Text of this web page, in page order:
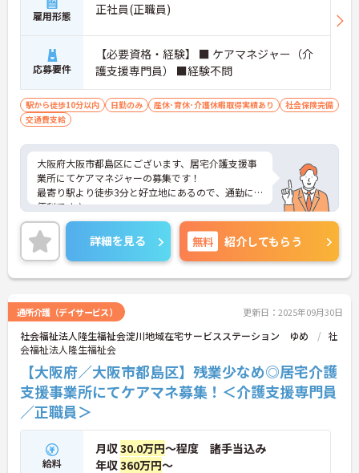
雇用形態 正社員(正職員)
応募要件
【必要資格・経験】 ■ ケアマネジャー（介
護支援専門員） ■経験不問
駅から徒歩10分以内 日勤のみ 産休･育休･介護休暇取得実績あり
社会保険完備
交通費支給
大阪府大阪市都島区にございます、居宅介護支援事
業所にてケアマネジャーの募集です！
最寄り駅より徒歩3分と好立地にあるので、通勤に
便利です♪
日勤帯のみのお仕事ですので、ご家庭をお持ちの方
も働きやすい勤務時間でオススメです★
産休育休はもちろん、介護休暇や看護休暇もご用
意！ご家庭と両立させながら、長期的に仕事に取り
組める職場です◎
せください。
詳細を見る 無料 紹介してもらう
通所介護（デイサービス） 更新日：2025年09月30日
社会福祉法人隆生福祉会淀川地域在宅サービスステーション ゆめ
社
会福祉法人隆生福祉会
【大阪府／大阪市都島区】残業少なめ◎居宅介護
支援事業所にてケアマネ募集！＜介護支援専門員
／正職員＞
給料
月収30.0万円～程度 諸手当込み
年収360万円～